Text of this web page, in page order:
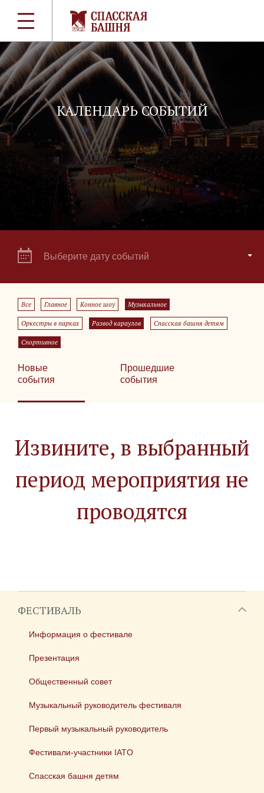
КАЛЕНДАРЬ СОБЫТИЙ
Выберите дату событий
Все Главное Конное шоу Музыкальное
Оркестры в парках Развод караулов Спасская башня детям
Спортивное
Новые
события
Прошедшие
события
Извините, в выбранный
период мероприятия не
проводятся
ФЕСТИВАЛЬ
Информация о фестивале
Презентация
Общественный совет
Музыкальный руководитель фестиваля
Первый музыкальный руководитель
Фестивали-участники IATO
Спасская башня детям